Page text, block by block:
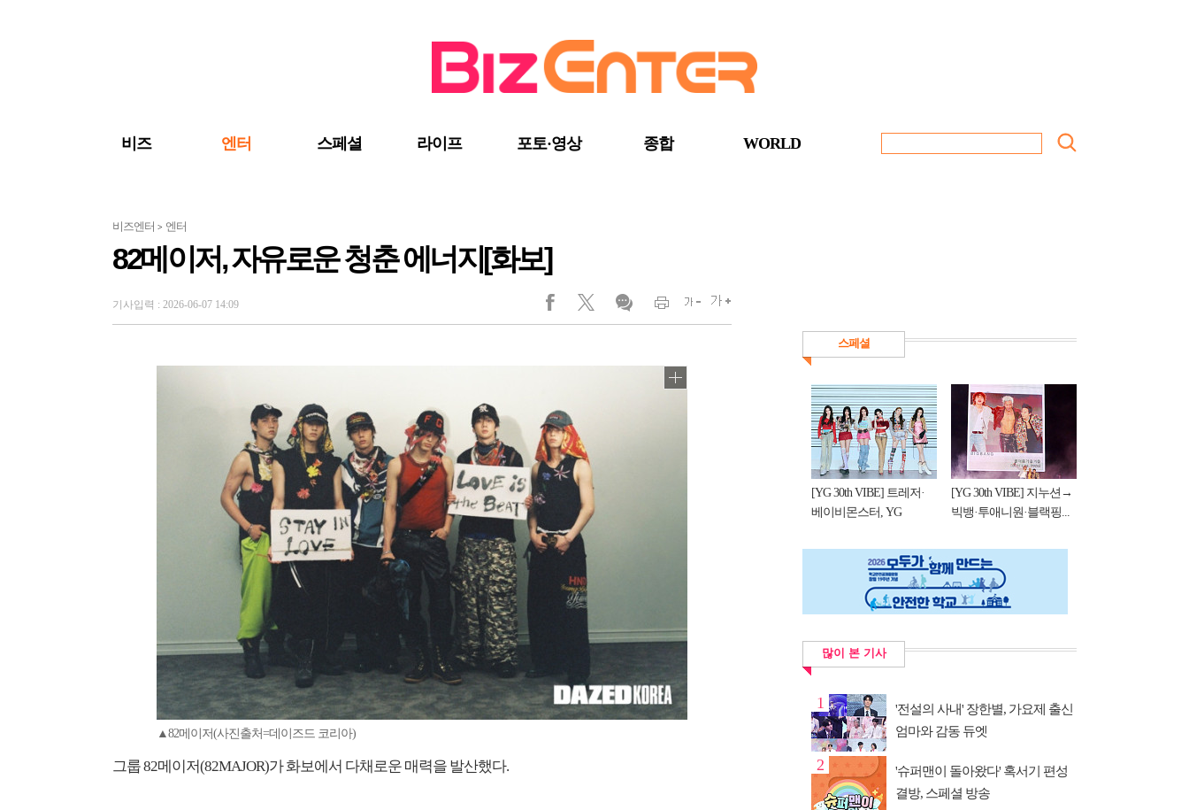
비즈 엔터 스페셜 라이프 포토·영상 종합 WORLD
비즈엔터 > 엔터
82메이저, 자유로운 청춘 에너지[화보]
기사입력 : 2026-06-07 14:09
▲82메이저(사진출처=데이즈드 코리아)
그룹 82메이저(82MAJOR)가 화보에서 다채로운 매력을 발산했다.
스페셜
[YG 30th VIBE] 트레저·
베이비몬스터, YG
[YG 30th VIBE] 지누션→
빅뱅·투애니원·블랙핑...
많이 본 기사
1
'전설의 사내' 장한별, 가요제 출신
엄마와 감동 듀엣
2
'슈퍼맨이 돌아왔다' 혹서기 편성
결방, 스페셜 방송